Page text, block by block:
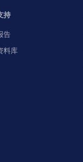
持
告
料库